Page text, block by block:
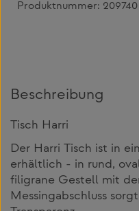
Produktnummer: 209740
Beschreibung
Tisch Harri
Der Harri Tisch ist in
erhältlich - in rund,
filigrane Gestell mit
Messingabschluss